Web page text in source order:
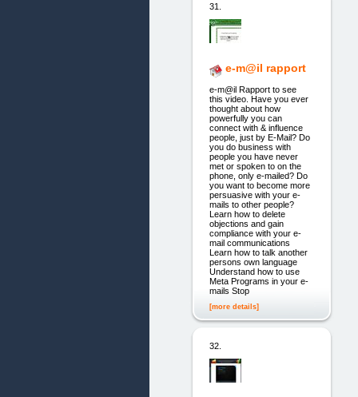
31.
e-m@il rapport
e-m@il Rapport to see
this video. Have you ever
thought about how
powerfully you can
connect with & influence
people, just by E-Mail? Do
you do business with
people you have never
met or spoken to on the
phone, only e-mailed? Do
you want to become more
persuasive with your e-
mails to other people?
Learn how to delete
objections and gain
compliance with your e-
mail communications
Learn how to talk another
persons own language
Understand how to use
Meta Programs in your e-
mails Stop
[more details]
32.